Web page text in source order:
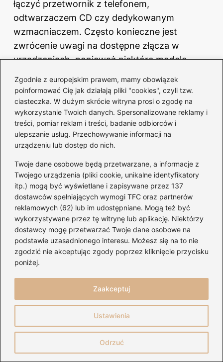
Zgodnie z europejskim prawem, mamy obowiązek
poinformować Cię jak działają pliki "cookies", czyli tzw.
ciasteczka. W dużym skrócie witryna prosi o zgodę na
wykorzystanie Twoich danych. Spersonalizowane reklamy i
treści, pomiar reklam i treści, badanie odbiorców i
ulepszanie usług. Przechowywanie informacji na
urządzeniu lub dostęp do nich.
Twoje dane osobowe będą przetwarzane, a informacje z
Twojego urządzenia (pliki cookie, unikalne identyfikatory
itp.) mogą być wyświetlane i zapisywane przez 137
dostawców spełniających wymogi TFC oraz partnerów
reklamowych (62) lub im udostępniane. Mogą też być
wykorzystywane przez tę witrynę lub aplikację. Niektórzy
dostawcy mogę przetwarzać Twoje dane osobowe na
podstawie uzasadnionego interesu. Możesz się na to nie
zgodzić nie akceptując zgody poprzez kliknięcie przycisku
poniżej.
Ustawienia
Odrzuć
Zaakceptuj
łączyć przetwornik z telefonem,
odtwarzaczem CD czy dedykowanym
wzmacniaczem. Często konieczne jest
zwrócenie uwagi na dostępne złącza w
urządzeniach, ponieważ niektóre modele
praktyki obejmują konsultacje z innymi
audiofilami oraz przeglądanie recenzji w
internecie. Na przykład, jeśli planujesz używać
przetwornika z telefonem, warto
zainteresować się modelami, które mają
znacząco poprawi jakość dźwięku i pozwoli w
pełni cieszyć się muzyką.
Wybór przetwornika audio to nie tylko
kwestia techniczna, ale także subiektywna
sprawa, zależna od twoich indywidualnych
preferencji i gustu muzycznego. Dlatego
twoim wymaganiom.
Ostatnią kwestią, której nie można
zignorować, pozostajebudżet. Ceny
przetworników potrafią się znacznie różnić,